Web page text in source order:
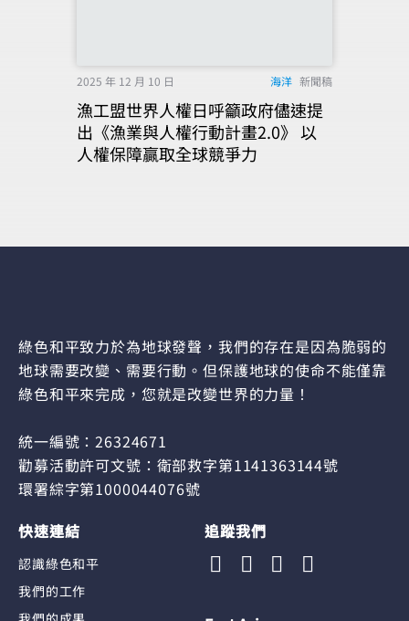
2025 年 12 月 10 日 海洋 新聞稿
漁工盟世界人權日呼籲政府儘速提
出《漁業與人權行動計畫2.0》 以
人權保障贏取全球競爭力
綠色和平致力於為地球發聲，我們的存在是因為脆弱的
地球需要改變、需要行動。但保護地球的使命不能僅靠
綠色和平來完成，您就是改變世界的力量！
統一編號：26324671
勸募活動許可文號：衛部救字第1141363144號
環署綜字第1000044076號
快速連結
認識綠色和平
我們的工作
追蹤我們